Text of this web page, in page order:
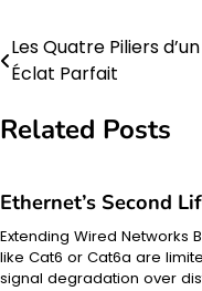
Post
Les Quatre Piliers d’un
Éclat Parfait
Related Posts
Ethernet’s Second
Extending Wired Networks
like Cat6 or Cat6a are
signal degradation over